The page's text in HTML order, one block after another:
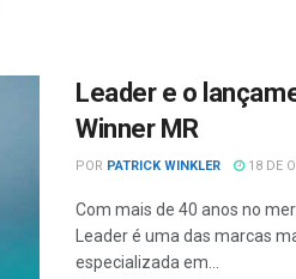
Leader e o
Winner MR
POR PATRICK WINKLER 18 DE
Com mais de 40 anos no
Leader é uma das marcas
especializada em...